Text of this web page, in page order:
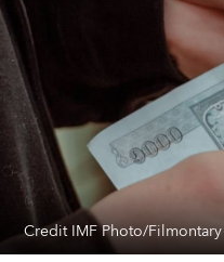
Credit IMF Photo/Filmontary